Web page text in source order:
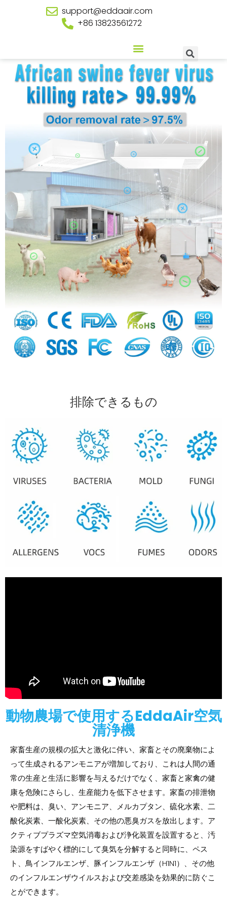
support@eddaair.com
+86 13823561272
排除できるもの
動物農場で使用するEddaAir空気
清浄機
家畜生産の規模の拡大と激化に伴い、家畜とその廃棄物によ
って生成されるアンモニアが増加しており、これは人間の通
常の生産と生活に影響を与えるだけでなく、家畜と家禽の健
康を危険にさらし、生産能力を低下させます。家畜の排泄物
や肥料は、臭い、アンモニア、メルカプタン、硫化水素、二
酸化炭素、一酸化炭素、その他の悪臭ガスを放出します。ア
クティブプラズマ空気消毒および浄化装置を設置すると、汚
染源をすばやく標的にして臭気を分解すると同時に、ペス
ト、鳥インフルエンザ、豚インフルエンザ（H1N1）、その他
のインフルエンザウイルスおよび交差感染を効果的に防ぐこ
とができます。